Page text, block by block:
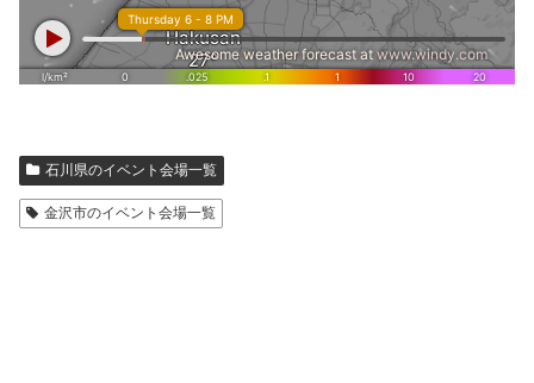
石川県のイベント会場一覧
金沢市のイベント会場一覧